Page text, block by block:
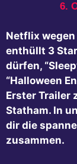
6.
Netflix wegen
enthüllt 3
dürfen,
“Halloween
Erster Trailer
Statham. In
dir die
zusammen.